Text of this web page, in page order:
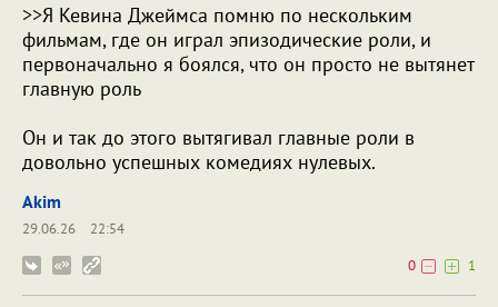
>>Я Кевина Джеймса помню по нескольким
фильмам, где он играл эпизодические роли, и
первоначально я боялся, что он просто не вытянет
главную роль
Он и так до этого вытягивал главные роли в
довольно успешных комедиях нулевых.
Akim
29.06.26
22:54
0
1